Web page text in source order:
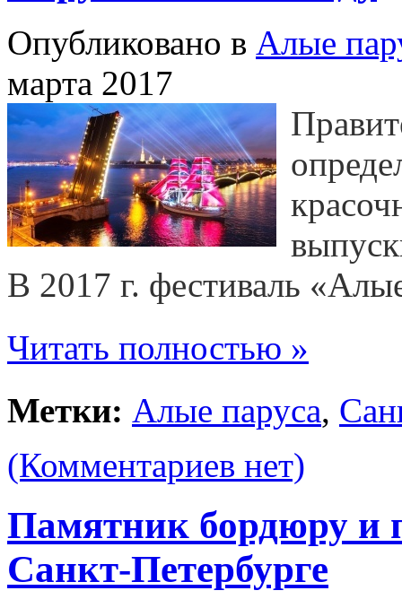
Опубликовано в Алые
марта 2017
В 2017 г. фестиваль
Читать полностью »
Метки: Алые паруса,
(Комментариев нет)
Памятник бордюру и
Санкт-Петербурге